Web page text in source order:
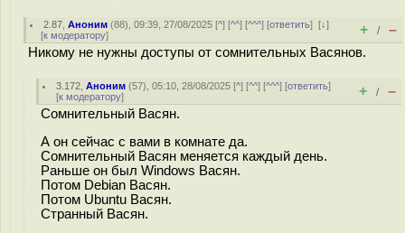
2.87 ,Аноним (88), 09:39, 27/08/2025 [^] [^^] [^^^] [ответить][↓]
[к модератору] + / –
Никому не нужны доступы от сомнительных Васянов.
3.172 ,Аноним (57), 05:10, 28/08/2025 [^] [^^] [^^^] [ответить]
[к модератору] + / –
Сомнительный Васян.
А он сейчас с вами в комнате да.
Сомнительный Васян меняется каждый день.
Раньше он был Windows Васян.
Потом Debian Васян.
Потом Ubuntu Васян.
Странный Васян.